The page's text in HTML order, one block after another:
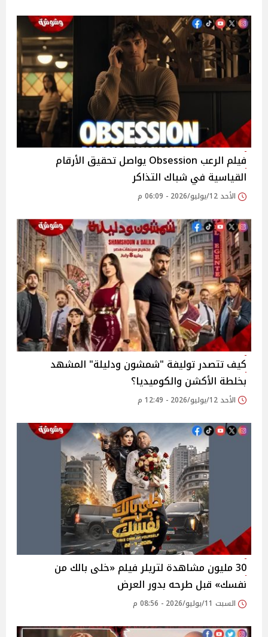
فيلم الرعب Obsession يواصل تحقيق الأرقام
القياسية في شباك التذاكر
الأحد 12/يوليو/2026 - 06:09 م
كيف تتصدر توليفة "شمشون ودليلة" المشهد
بخلطة الأكشن والكوميديا؟
الأحد 12/يوليو/2026 - 12:49 م
30 مليون مشاهدة لتريلر فيلم «خلى بالك من
نفسك» قبل طرحه بدور العرض
السبت 11/يوليو/2026 - 08:56 م